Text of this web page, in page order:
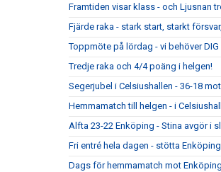
Framtiden visar klass - och Ljusnan
Fjärde raka - stark start, starkt
Toppmöte på lördag - vi behöver
Tredje raka och 4/4 poäng i helgen!
Segerjubel i Celsiushallen - 36-18
Hemmamatch till helgen - i
Alfta 23-22 Enköping - Stina avgör i
Fri entré hela dagen - stötta
Dags för hemmamatch mot